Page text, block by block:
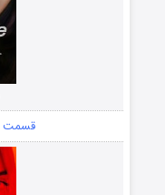
قسمت